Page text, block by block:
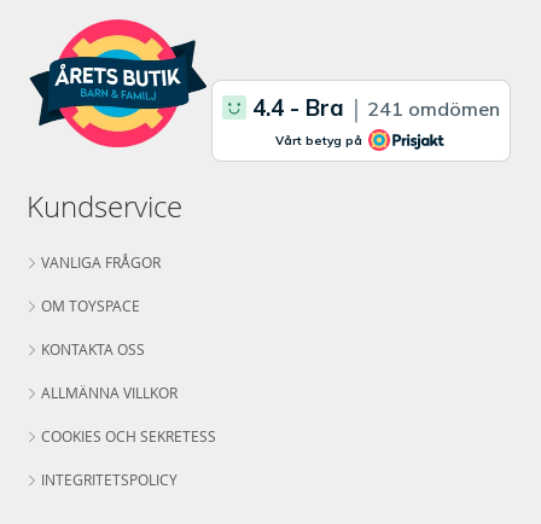
Kundservice
VANLIGA FRÅGOR
OM TOYSPACE
KONTAKTA OSS
ALLMÄNNA VILLKOR
COOKIES OCH SEKRETESS
INTEGRITETSPOLICY